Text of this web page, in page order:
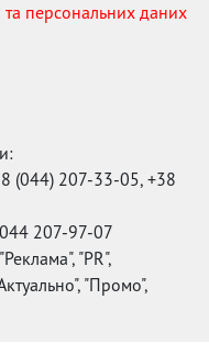
та персональних даних
(044) 207-33-05, +38
044 207-97-07
"PR",
"Промо",